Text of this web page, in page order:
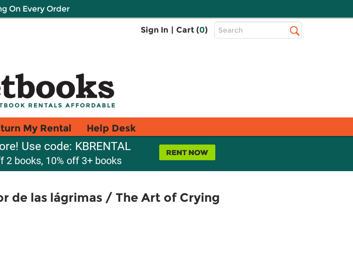
On Every Order
Sign In | Cart (0)
Top
Search
My Rental Help Desk
Use code: KBRENTAL
2 books, 10% off 3+ books
de las lágrimas / The Art of Crying